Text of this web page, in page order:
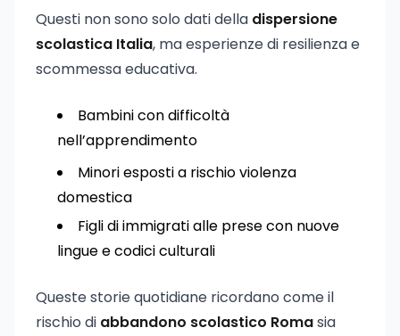
Questi non sono solo dati della dispersione
scolastica Italia, ma esperienze di resilienza e
scommessa educativa.
Bambini con difficoltà
nell’apprendimento
Minori esposti a rischio violenza
domestica
Figli di immigrati alle prese con nuove
lingue e codici culturali
Queste storie quotidiane ricordano come il
rischio di abbandono scolastico Romasia